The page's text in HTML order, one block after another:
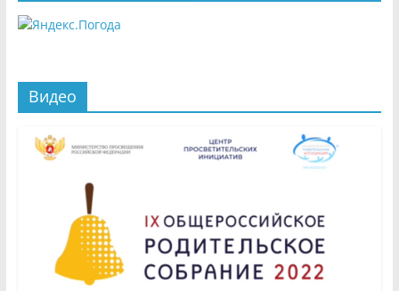
Видео